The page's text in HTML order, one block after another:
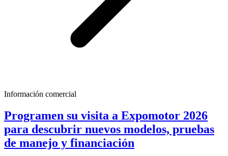
Información comercial
Programen su visita a Expomotor 2026
para descubrir nuevos modelos, pruebas
de manejo y financiación